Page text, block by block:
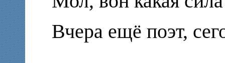
Вчера ещё поэт,